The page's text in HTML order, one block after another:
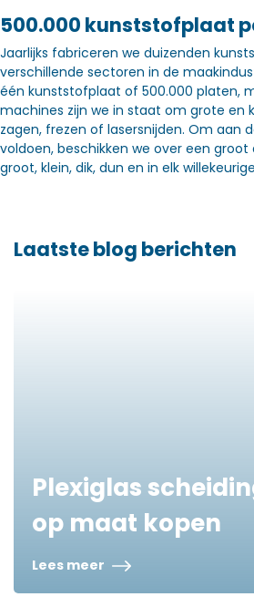
500.000 kunststofplaat
Jaarlijks fabriceren we duizenden
verschillende sectoren in de
één kunststofplaat of 500.000 platen,
machines zijn we in staat om grote en
zagen, frezen of lasersnijden. Om aan
voldoen, beschikken we over een groot
groot, klein, dik, dun en in elk
Laatste blog berichten
Plexiglas
op maat kopen
Lees meer